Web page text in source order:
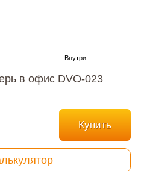
в офис DVO-023
Купить